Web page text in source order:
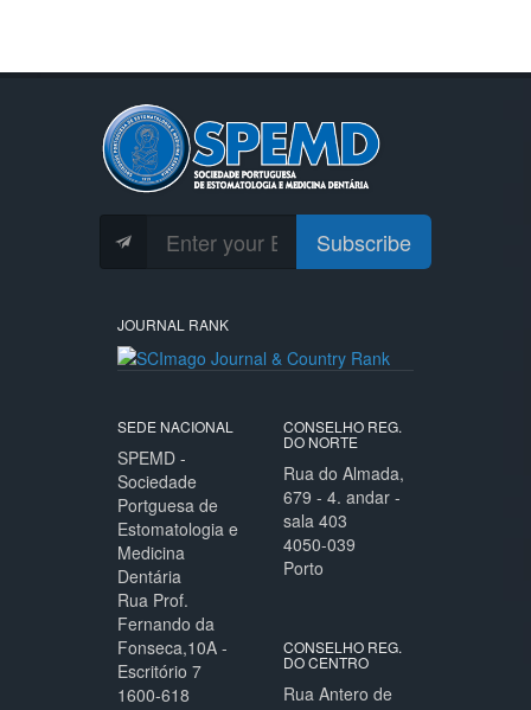
Subscribe
JOURNAL RANK
SEDE NACIONAL
SPEMD -
Sociedade
Portguesa de
Estomatologia e
Medicina
Dentária
Rua Prof.
Fernando da
Fonseca,10A -
Escritório 7
1600-618
CONSELHO REG.
DO NORTE
Rua do Almada,
679 - 4. andar -
sala 403
4050-039
Porto
CONSELHO REG.
DO CENTRO
Rua Antero de